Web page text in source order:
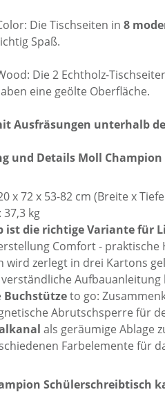
Die Tisch­seiten in 8
Spaß.
Die 2 Echtholz-
eine geölte Ober­fläche.
Ausfräsungen unterhalb
und Details Moll Champion
x 72 x 53-82 cm (Breite x
37,3 kg
ist die richtige Variante für
Comfort -
wird zerlegt in drei Kartons
Aufbauanleitung
Buchstützeto go:
Abrutschsperre für
als geräumige Ablage
Farbelemente für
Schülerschreibtisch